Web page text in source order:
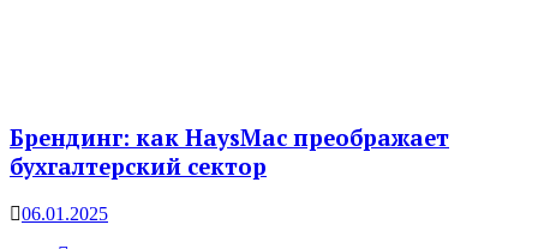
Брендинг: как HaysMac преображает
бухгалтерский сектор
06.01.2025